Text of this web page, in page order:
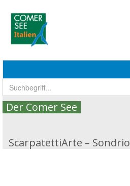
Der Comer See
ScarpatettiArte – Sondrio